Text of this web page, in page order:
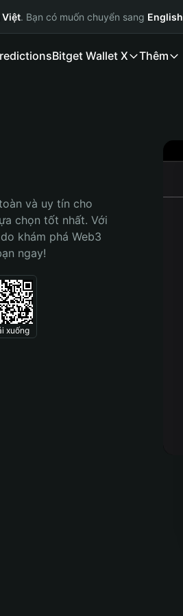
Việt. Bạn có muốn chuyển sang English
Bitget Wallet X Thêm
và uy tín cho
chọn tốt nhất. Với
khám phá Web3
ngay!
xuống